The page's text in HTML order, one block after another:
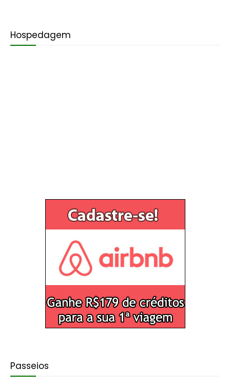
Hospedagem
Passeios